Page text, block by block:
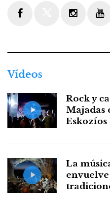
Vídeos
Rock y
Majadas
Eskozíos
La